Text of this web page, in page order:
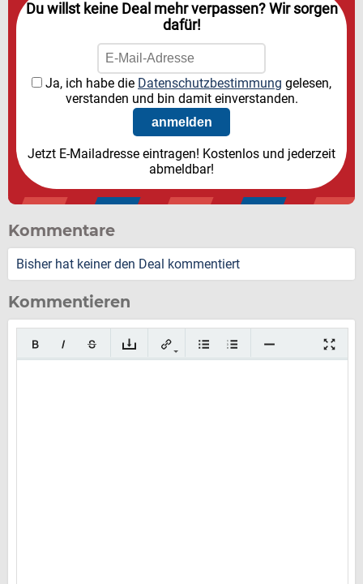
Du willst keine Deal mehr verpassen? Wir sorgen
dafür!
Ja, ich habe die Datenschutzbestimmung gelesen,
verstanden und bin damit einverstanden.
Jetzt E-Mailadresse eintragen! Kostenlos und jederzeit
abmeldbar!
Kommentare
Bisher hat keiner den Deal kommentiert
Kommentieren